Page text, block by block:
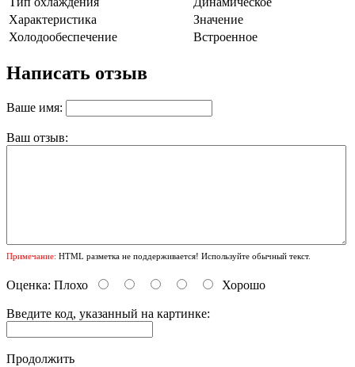
Характеристика
Значение
Холодообеспечение
Встроенное
Написать отзыв
Ваше имя:
Ваш отзыв:
Примечание: HTML разметка не поддерживается! Используйте обычный текст.
Оценка: Плохо Хорошо
Введите код, указанный на картинке:
Продолжить